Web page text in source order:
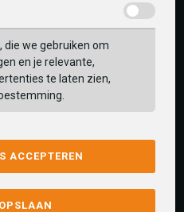
die we gebruiken om
en je relevante,
te laten zien,
ACCEPTEREN